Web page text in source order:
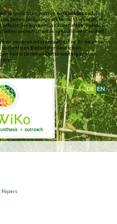
auszurichten, nutzen wir Cookies und den
Seiten besonders oft besucht werden. Ihr
Sie können uns aber helfen, indem Sie
anonymisiert mitgezählt werden darf.
unseren Internetauftritt im Sinne unserer
auf den Bedarf der deutschen
keine Daten an Dritte weitergegeben.
Datenschutzerklärung
DeutschEnglish